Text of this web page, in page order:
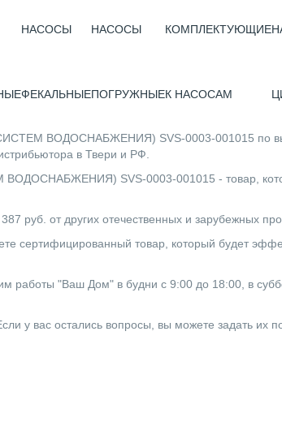
НАСОСЫ
ФЕКАЛЬНЫЕ
НАСОСЫ
ПОГРУЖНЫЕ
КОМПЛЕКТУЮЩИЕ
К НАСОСАМ
ВОДОСНАБЖЕНИЯ) SVS-0003-001015 по
в Твери и РФ.
SVS-0003-001015 - товар,
руб. от других отечественных и зарубежных
сертифицированный товар, который будет
работы "Ваш Дом" в будни с 9:00 до 18:00, в
у вас остались вопросы, вы можете задать их